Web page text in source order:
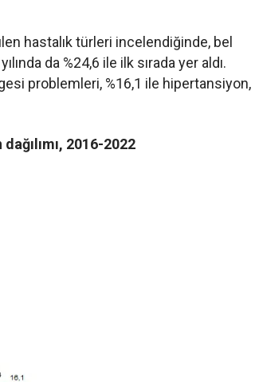
hastalık türleri incelendiğinde, bel
da %24,6 ile ilk sırada yer aldı.
problemleri, %16,1 ile hipertansiyon,
2016-2022